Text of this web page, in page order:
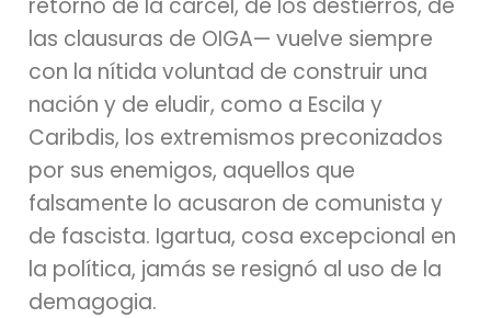
las clausuras de OIGA— vuelve siempre
con la nítida voluntad de construir una
nación y de eludir, como a Escila y
Caribdis, los extremismos preconizados
por sus enemigos, aquellos que
falsamente lo acusaron de comunista y
de fascista. Igartua, cosa excepcional en
la política, jamás se resignó al uso de la
demagogia.